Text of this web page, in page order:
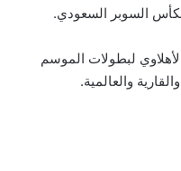
السوبر السعودي.
لبطولات الموسم
والعالمية.